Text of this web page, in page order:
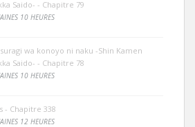
Saido- - Chapitre 79
10 HEURES
wa konoyo ni naku -Shin Kamen
Saido- - Chapitre 78
10 HEURES
- Chapitre 338
12 HEURES